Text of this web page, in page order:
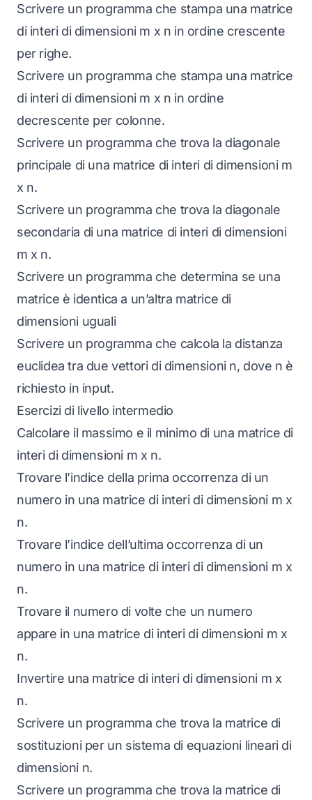
Scrivere un programma che stampa una matrice
di interi di dimensioni m x n in ordine crescente
per righe.
Scrivere un programma che stampa una matrice
di interi di dimensioni m x n in ordine
decrescente per colonne.
Scrivere un programma che trova la diagonale
principale di una matrice di interi di dimensioni m
x n.
Scrivere un programma che trova la diagonale
secondaria di una matrice di interi di dimensioni
m x n.
Scrivere un programma che determina se una
matrice è identica a un’altra matrice di
dimensioni uguali
Scrivere un programma che calcola la distanza
euclidea tra due vettori di dimensioni n, dove n è
richiesto in input.
Esercizi di livello intermedio
Calcolare il massimo e il minimo di una matrice di
interi di dimensioni m x n.
Trovare l’indice della prima occorrenza di un
numero in una matrice di interi di dimensioni m x
n.
Trovare l’indice dell’ultima occorrenza di un
numero in una matrice di interi di dimensioni m x
n.
Trovare il numero di volte che un numero
appare in una matrice di interi di dimensioni m x
n.
Invertire una matrice di interi di dimensioni m x
n.
Scrivere un programma che trova la matrice di
sostituzioni per un sistema di equazioni lineari di
dimensioni n.
Scrivere un programma che trova la matrice di